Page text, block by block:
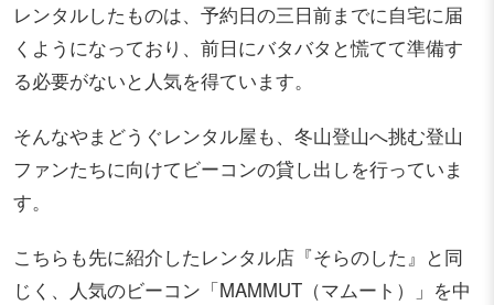
レンタルしたものは、予約日の三日前までに自宅に届
くようになっており、前日にバタバタと慌てて準備す
る必要がないと人気を得ています。
そんなやまどうぐレンタル屋も、冬山登山へ挑む登山
ファンたちに向けてビーコンの貸し出しを行っていま
す。
こちらも先に紹介したレンタル店『そらのした』と同
じく、人気のビーコン「MAMMUT（マムート）」を中